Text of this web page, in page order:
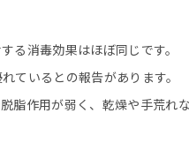
る消毒効果はほぼ同じです。
ているとの報告があります。
脂作用が弱く、乾燥や手荒れ